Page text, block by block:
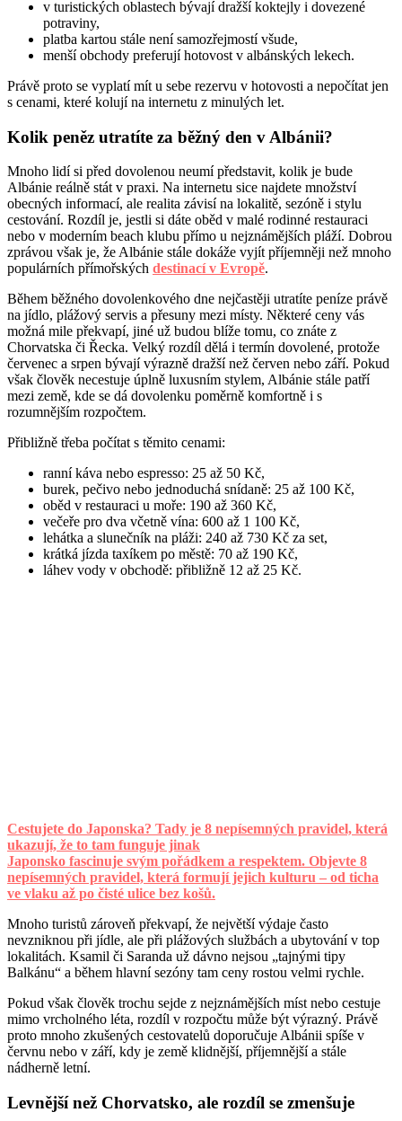
v turistických oblastech bývají dražší koktejly i dovezené
potraviny,
platba kartou stále není samozřejmostí všude,
menší obchody preferují hotovost v albánských lekech.
Právě proto se vyplatí mít u sebe rezervu v hotovosti a nepočítat jen
s cenami, které kolují na internetu z minulých let.
Kolik peněz utratíte za běžný den v Albánii?
Mnoho lidí si před dovolenou neumí představit, kolik je bude
Albánie reálně stát v praxi. Na internetu sice najdete množství
obecných informací, ale realita závisí na lokalitě, sezóně i stylu
cestování. Rozdíl je, jestli si dáte oběd v malé rodinné restauraci
nebo v moderním beach klubu přímo u nejznámějších pláží. Dobrou
zprávou však je, že Albánie stále dokáže vyjít příjemněji než mnoho
populárních přímořských destinací v Evropě.
Během běžného dovolenkového dne nejčastěji utratíte peníze právě
na jídlo, plážový servis a přesuny mezi místy. Některé ceny vás
možná mile překvapí, jiné už budou blíže tomu, co znáte z
Chorvatska či Řecka. Velký rozdíl dělá i termín dovolené, protože
červenec a srpen bývají výrazně dražší než červen nebo září. Pokud
však člověk necestuje úplně luxusním stylem, Albánie stále patří
mezi země, kde se dá dovolenku poměrně komfortně i s
rozumnějším rozpočtem.
Přibližně třeba počítat s těmito cenami:
ranní káva nebo espresso: 25 až 50 Kč,
burek, pečivo nebo jednoduchá snídaně: 25 až 100 Kč,
oběd v restauraci u moře: 190 až 360 Kč,
večeře pro dva včetně vína: 600 až 1 100 Kč,
lehátka a slunečník na pláži: 240 až 730 Kč za set,
krátká jízda taxíkem po městě: 70 až 190 Kč,
láhev vody v obchodě: přibližně 12 až 25 Kč.
Cestujete do Japonska? Tady je 8 nepísemných pravidel, která
ukazují, že to tam funguje jinak
Japonsko fascinuje svým pořádkem a respektem. Objevte 8
nepísemných pravidel, která formují jejich kulturu – od ticha
ve vlaku až po čisté ulice bez košů.
Mnoho turistů zároveň překvapí, že největší výdaje často
nevzniknou při jídle, ale při plážových službách a ubytování v top
lokalitách. Ksamil či Saranda už dávno nejsou „tajnými tipy
Balkánu“ a během hlavní sezóny tam ceny rostou velmi rychle.
Pokud však člověk trochu sejde z nejznámějších míst nebo cestuje
mimo vrcholného léta, rozdíl v rozpočtu může být výrazný. Právě
proto mnoho zkušených cestovatelů doporučuje Albánii spíše v
červnu nebo v září, kdy je země klidnější, příjemnější a stále
nádherně letní.
Levnější než Chorvatsko, ale rozdíl se zmenšuje